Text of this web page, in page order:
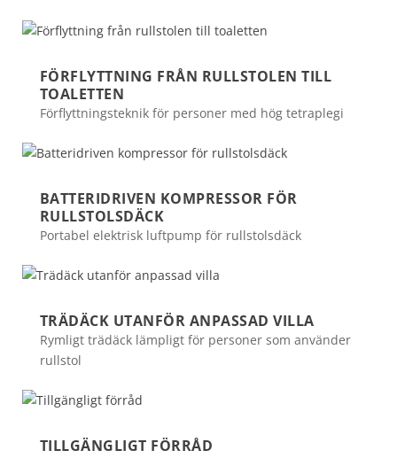
FÖRFLYTTNING FRÅN RULLSTOLEN TILL
TOALETTEN
Förflyttningsteknik för personer med hög tetraplegi
BATTERIDRIVEN KOMPRESSOR FÖR
RULLSTOLSDÄCK
Portabel elektrisk luftpump för rullstolsdäck
TRÄDÄCK UTANFÖR ANPASSAD VILLA
Rymligt trädäck lämpligt för personer som använder
rullstol
TILLGÄNGLIGT FÖRRÅD